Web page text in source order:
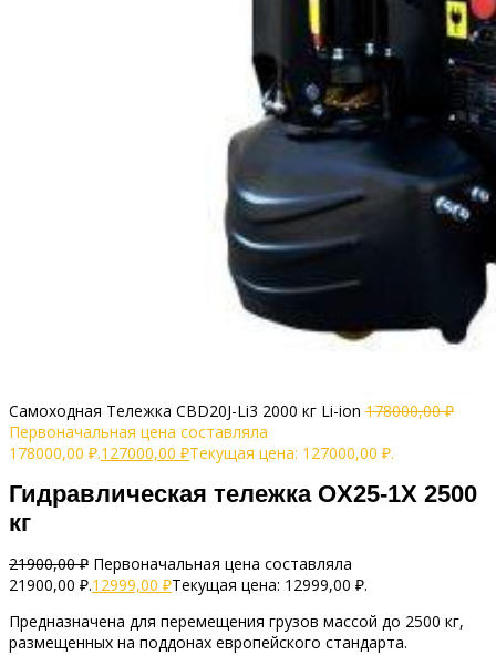
Самоходная Тележка CBD20J-Li3 2000 кг Li-ion 178000,00₽
Первоначальная цена составляла
178000,00 ₽.127000,00 ₽Текущая цена: 127000,00 ₽.
Гидравлическая тележка OX25-1X 2500
кг
21900,00₽ Первоначальная цена составляла
21900,00 ₽.12999,00 ₽Текущая цена: 12999,00 ₽.
Предназначена для перемещения грузов массой до 2500 кг,
размещенных на поддонах европейского стандарта.